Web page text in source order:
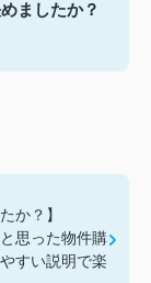
ましたか？
か？】
思った物件購
すい説明で楽